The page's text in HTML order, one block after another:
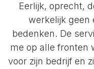
Eerlijk, oprecht,
werkelijk geen
bedenken. De
me op alle fronten
voor zijn bedrijf en